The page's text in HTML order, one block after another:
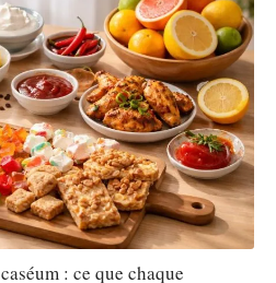
: ce que chaque